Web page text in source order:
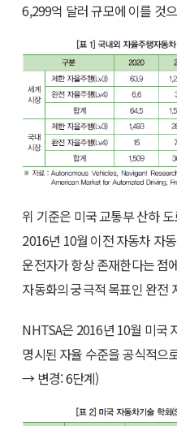
6,299억 달러 규모에 이를 것
위 기준은 미국 교통부 산하
2016년 10월 이전 자동차 자
운전자가 항상 존재한다는 점
자동화의 궁극적 목표인 완전
NHTSA은 2016년 10월 미국
명시된 자율 수준을 공식적으
→ 변경: 6단계)